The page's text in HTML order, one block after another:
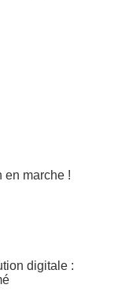
en marche !
digitale :